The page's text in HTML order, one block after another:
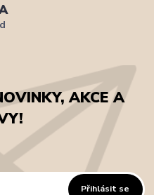
AKCE A
Přihlásit se